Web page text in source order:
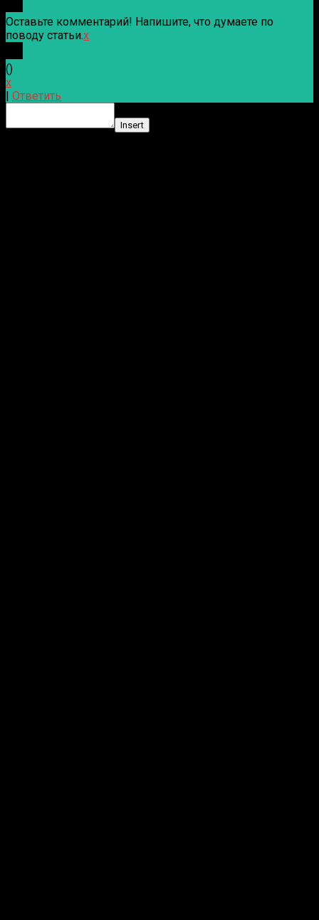
Оставьте комментарий! Напишите, что думаете по
поводу статьи.x
()
x
Ответить
Insert